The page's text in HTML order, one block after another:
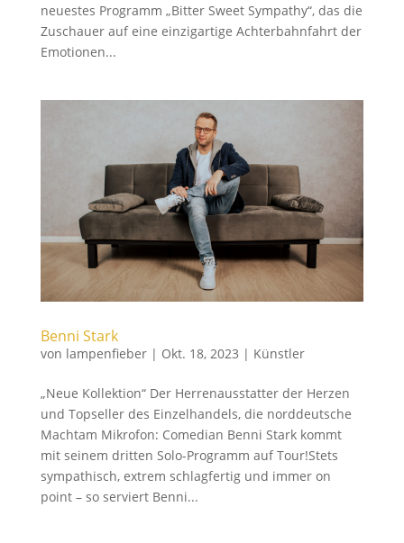
neuestes Programm „Bitter Sweet Sympathy“, das die
Zuschauer auf eine einzigartige Achterbahnfahrt der
Emotionen...
Benni Stark
von lampenfieber| Okt. 18, 2023 | Künstler
„Neue Kollektion“ Der Herrenausstatter der Herzen
und Topseller des Einzelhandels, die norddeutsche
Machtam Mikrofon: Comedian Benni Stark kommt
mit seinem dritten Solo-Programm auf Tour!Stets
sympathisch, extrem schlagfertig und immer on
point – so serviert Benni...